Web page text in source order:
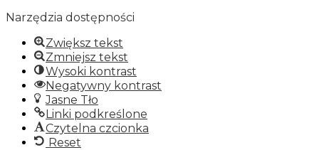
Narzędzia dostępności
Zwiększ tekst
Zmniejsz tekst
Wysoki kontrast
Negatywny kontrast
Jasne Tło
Linki podkreślone
Czytelna czcionka
Reset